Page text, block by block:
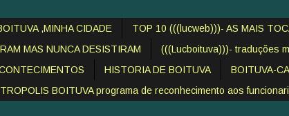
,MINHA CIDADE TOP 10 (((lucweb)))- AS MAIS
MAS NUNCA DESISTIRAM
(((Lucboituva)))- traduções
HISTORIA DE BOITUVA
BOITUVA-
BOITUVA programa de reconhecimento aos